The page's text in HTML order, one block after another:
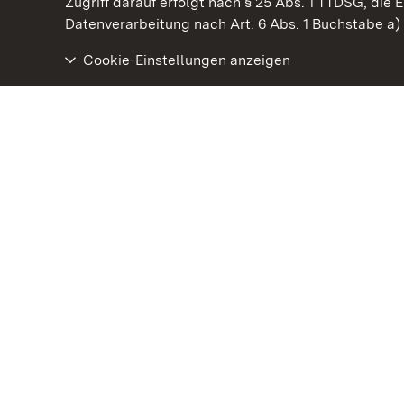
Datenverarbeitung nach Art. 6 Abs. 1 Buchstabe a)
Cookie-Einstellungen anzeigen